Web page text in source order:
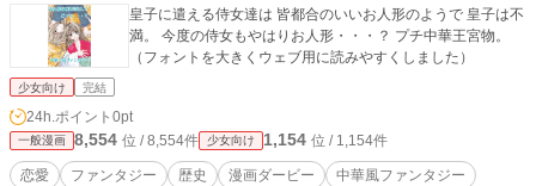
皇子に遣える侍女達は 皆都合のいいお人形のようで 皇子は不
満。 今度の侍女もやはりお人形・・・？ プチ中華王宮物。
（フォントを大きくウェブ用に読みやすくしました）
少女向け 完結
24h.ポイント 0pt
一般漫画 8,554 位 / 8,554件 少女向け 1,154 位 / 1,154件
恋愛 ファンタジー 歴史 漫画ダービー 中華風ファンタジー